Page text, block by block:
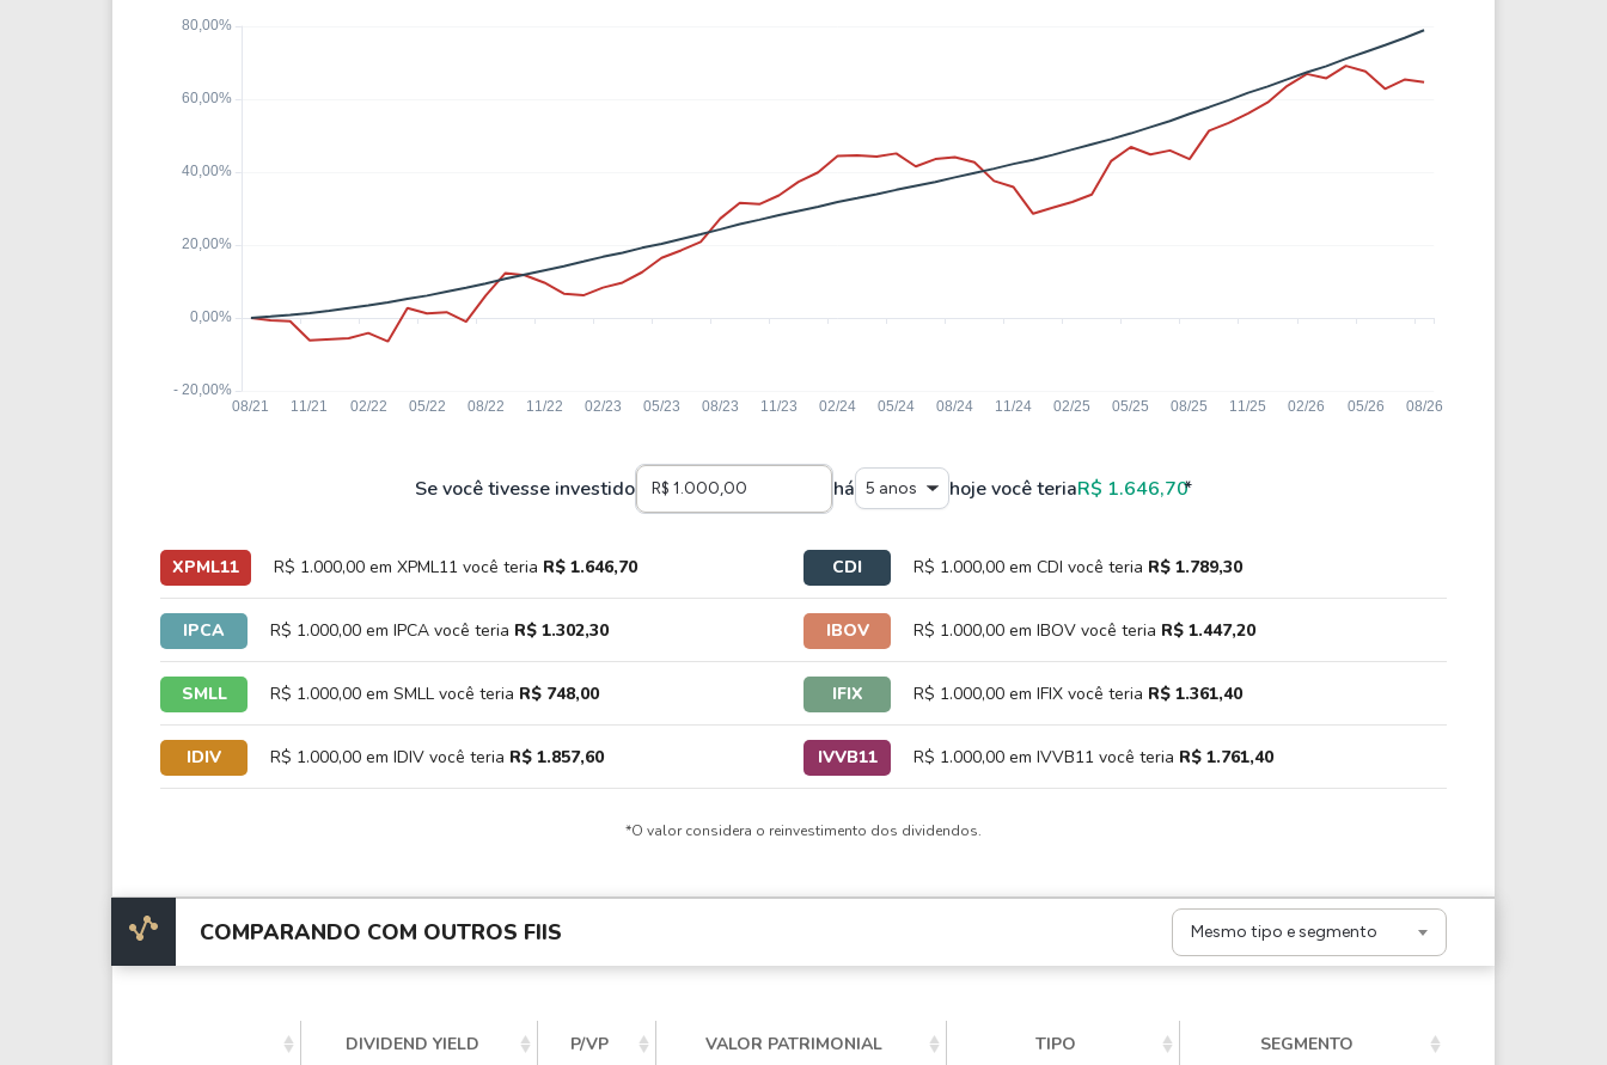
Se você tivesse investido há 5 anos hoje você teriaR$ 1.646,70*
XPML11 R$ 1.000,00 em XPML11 você teria R$ 1.646,70 CDI R$ 1.000,00 em CDI você teria R$ 1.789,30
IPCA R$ 1.000,00 em IPCA você teria R$ 1.302,30 IBOV R$ 1.000,00 em IBOV você teria R$ 1.447,20
SMLL R$ 1.000,00 em SMLL você teria R$ 748,00 IFIX R$ 1.000,00 em IFIX você teria R$ 1.361,40
IDIV R$ 1.000,00 em IDIV você teria R$ 1.857,60 IVVB11 R$ 1.000,00 em IVVB11 você teria R$ 1.761,40
*O valor considera o reinvestimento dos dividendos.
COMPARANDO COM OUTROS FIIS Mesmo tipo e segmento
DIVIDEND YIELD P/VP VALOR PATRIMONIAL TIPO SEGMENTO